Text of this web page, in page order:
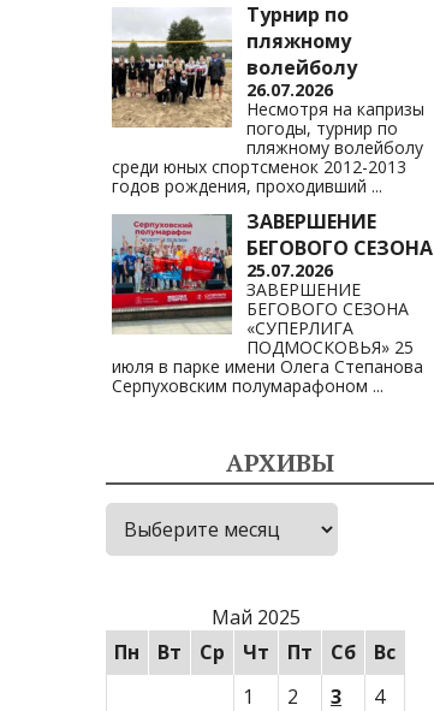
Турнир по
пляжному
волейболу
26.07.2026
Несмотря на капризы
погоды, турнир по
пляжному волейболу
среди юных спортсменок 2012-2013
годов рождения, проходивший ...
ЗАВЕРШЕНИЕ
БЕГОВОГО СЕЗОНА
25.07.2026
ЗАВЕРШЕНИЕ
БЕГОВОГО СЕЗОНА
«СУПЕРЛИГА
ПОДМОСКОВЬЯ» 25
июля в парке имени Олега Степанова
Серпуховским полумарафоном ...
АРХИВЫ
Архивы
Май 2025
Пн
Вт Ср Чт Пт Сб
Вс
1
2 3
4